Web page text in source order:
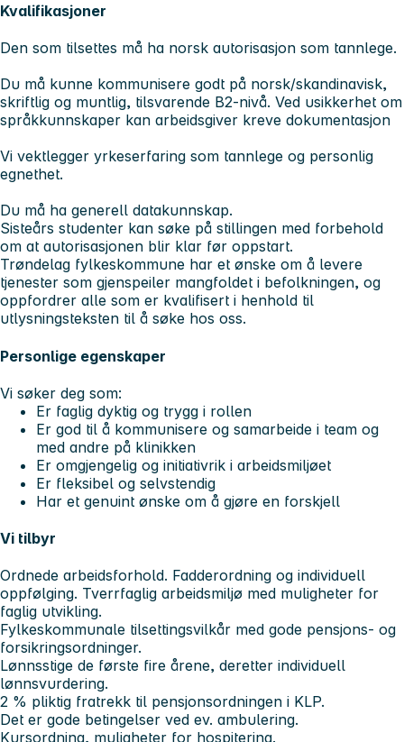
Kvalifikasjoner
Den som tilsettes må ha norsk autorisasjon som tannlege.
Du må kunne kommunisere godt på norsk/skandinavisk,
skriftlig og muntlig, tilsvarende B2-nivå. Ved usikkerhet om
språkkunnskaper kan arbeidsgiver kreve dokumentasjon
Vi vektlegger yrkeserfaring som tannlege og personlig
egnethet.
Du må ha generell datakunnskap.
Sisteårs studenter kan søke på stillingen med forbehold
om at autorisasjonen blir klar før oppstart.
Trøndelag fylkeskommune har et ønske om å levere
tjenester som gjenspeiler mangfoldet i befolkningen, og
oppfordrer alle som er kvalifisert i henhold til
utlysningsteksten til å søke hos oss.
Personlige egenskaper
Vi søker deg som:
Er faglig dyktig og trygg i rollen
Er god til å kommunisere og samarbeide i team og
med andre på klinikken
Er omgjengelig og initiativrik i arbeidsmiljøet
Er fleksibel og selvstendig
Har et genuint ønske om å gjøre en forskjell
Vi tilbyr
Ordnede arbeidsforhold. Fadderordning og individuell
oppfølging. Tverrfaglig arbeidsmiljø med muligheter for
faglig utvikling.
Fylkeskommunale tilsettingsvilkår med gode pensjons- og
forsikringsordninger.
Lønnsstige de første fire årene, deretter individuell
lønnsvurdering.
2 % pliktig fratrekk til pensjonsordningen i KLP.
Det er gode betingelser ved ev. ambulering.
Kursordning, muligheter for hospitering.